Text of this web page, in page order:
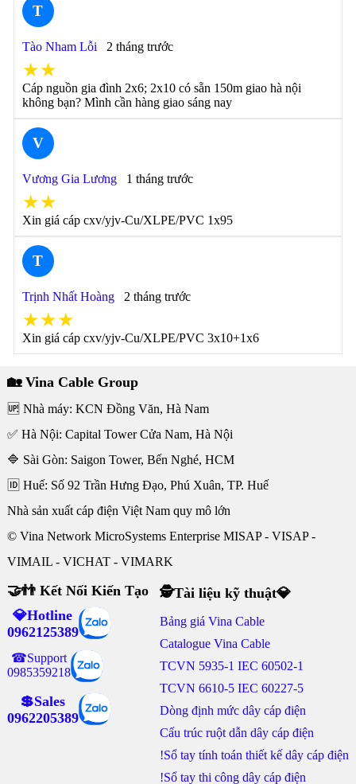
T
Tào Nham Lỗi 2 tháng trước
★★
Cáp nguồn gia đình 2x6; 2x10 có sẵn 150m giao hà nội
không bạn? Mình cần hàng giao sáng nay
V
Vương Gia Lương 1 tháng trước
★★
Xin giá cáp cxv/yjv-Cu/XLPE/PVC 1x95
T
Trịnh Nhất Hoàng 2 tháng trước
★★★
Xin giá cáp cxv/yjv-Cu/XLPE/PVC 3x10+1x6
🏡 Vina Cable Group
🆙 Nhà máy: KCN Đồng Văn, Hà Nam
✅ Hà Nội: Capital Tower Cửa Nam, Hà Nội
🔷 Sài Gòn: Saigon Tower, Bến Nghé, HCM
🆔 Huế: Số 92 Trần Hưng Đạo, Phú Xuân, TP. Huế
Nhà sản xuất cáp điện Việt Nam quy mô lớn
© Vina Network MicroSystems Enterprise MISAP - VISAP -
VIMAIL - VICHAT - VIMARK
🤝👬 Kết Nối Kiến Tạo
💎Hotline
0962125389
☎Support
0985359218
💲Sales
0962205389
🕵Tài liệu kỹ thuật💎
Bảng giá Vina Cable
Catalogue Vina Cable
TCVN 5935-1 IEC 60502-1
TCVN 6610-5 IEC 60227-5
Dòng định mức dây cáp điện
Cấu trúc ruột dẫn dây cáp điện
!Sổ tay tính toán thiết kế dây cáp điện
!Sổ tay thi công dây cáp điện